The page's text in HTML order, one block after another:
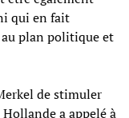
qui en fait
au plan politique et
de stimuler
a appelé à